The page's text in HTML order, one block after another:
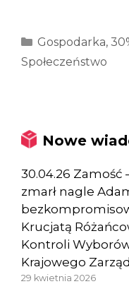
Kategorie
Gospodarka,
Społeczeństwo
Nowe
30.04.26 Zamość
zmarł nagle
Krucjatą
Kontroli
Krajowego
29 kwietnia 2026